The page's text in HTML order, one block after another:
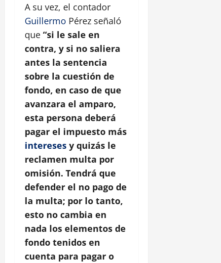
A su vez, el contador
Guillermo Pérez señaló
que “si le sale en
contra, y si no saliera
antes la sentencia
sobre la cuestión de
fondo, en caso de que
avanzara el amparo,
esta persona deberá
pagar el impuesto más
intereses y quizás le
reclamen multa por
omisión. Tendrá que
defender el no pago de
la multa; por lo tanto,
esto no cambia en
nada los elementos de
fondo tenidos en
cuenta para pagar o